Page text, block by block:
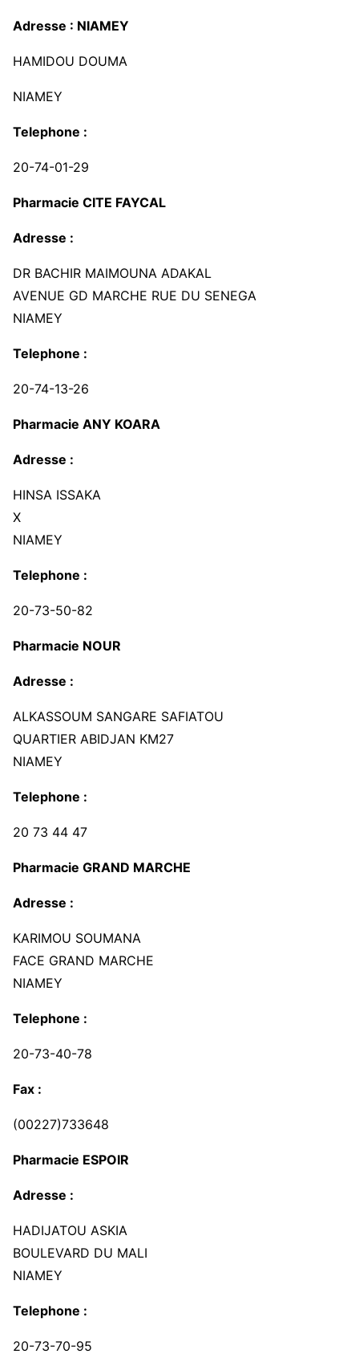
Adresse : NIAMEY
HAMIDOU DOUMA
NIAMEY
Telephone :
20-74-01-29
Pharmacie CITE FAYCAL
Adresse :
DR BACHIR MAIMOUNA ADAKAL
AVENUE GD MARCHE RUE DU SENEGA
NIAMEY
Telephone :
20-74-13-26
Pharmacie ANY KOARA
Adresse :
HINSA ISSAKA
X
NIAMEY
Telephone :
20-73-50-82
Pharmacie NOUR
Adresse :
ALKASSOUM SANGARE SAFIATOU
QUARTIER ABIDJAN KM27
NIAMEY
Telephone :
20 73 44 47
Pharmacie GRAND MARCHE
Adresse :
KARIMOU SOUMANA
FACE GRAND MARCHE
NIAMEY
Telephone :
20-73-40-78
Fax :
(00227)733648
Pharmacie ESPOIR
Adresse :
HADIJATOU ASKIA
BOULEVARD DU MALI
NIAMEY
Telephone :
20-73-70-95